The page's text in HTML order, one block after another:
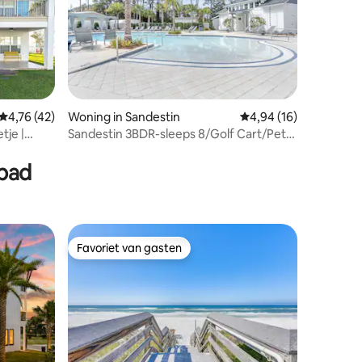
beoordeling van 4,76 op 5, 42 recensies
4,76 (42)
|
Woning in Sandestin Gemiddelde
4,94 (16)
Sandestin 3BDR-sleeps 8/Golf Cart/Pet
Favoriet van gasten
Favoriet van gasten